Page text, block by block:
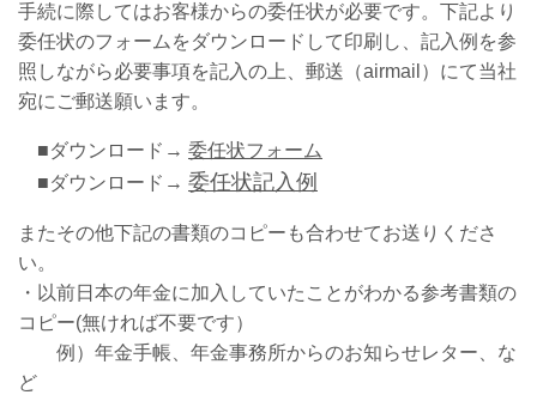
手続に際してはお客様からの委任状が必要です。下記より
委任状のフォームをダウンロードして印刷し、記入例を参
照しながら必要事項を記入の上、郵送（airmail）にて当社
宛にご郵送願います。
■ダウンロード→ 委任状フォーム
■ダウンロード→ 委任状記入例
またその他下記の書類のコピーも合わせてお送りくださ
い。
・以前日本の年金に加入していたことがわかる参考書類の
コピー(無ければ不要です）
例）年金手帳、年金事務所からのお知らせレター、な
ど